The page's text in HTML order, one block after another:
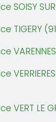
SOISY SUR
TIGERY
VERT LE